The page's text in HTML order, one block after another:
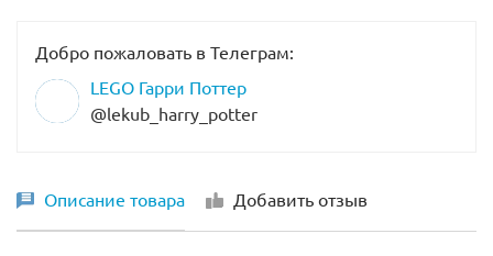
Добро пожаловать в Телеграм:
LEGO Гарри Поттер
@lekub_harry_potter
Описание товара Добавить отзыв